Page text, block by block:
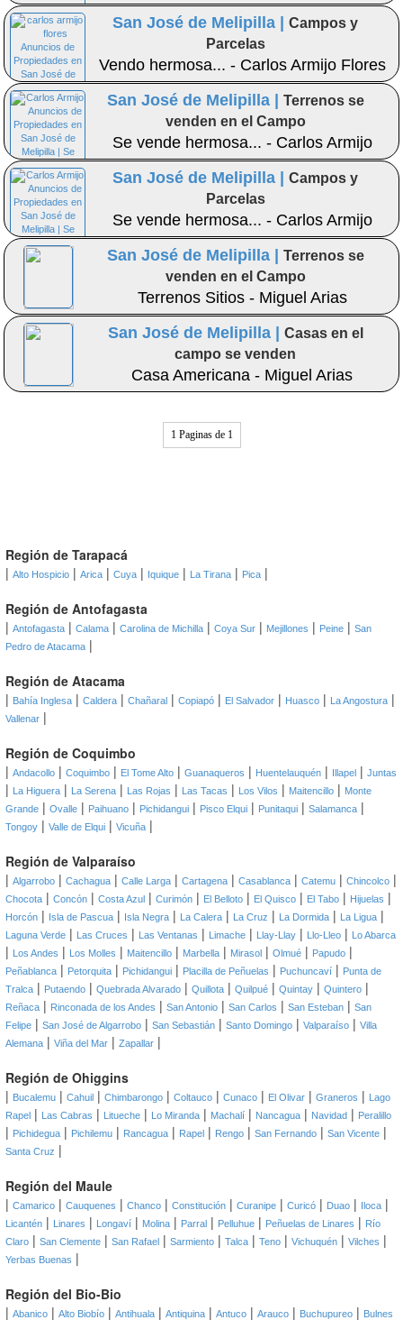
Delgado
San José de Melipilla |Campos y
Parcelas
Vendo hermosa... - Carlos Armijo Flores
San José de Melipilla |
Terrenos se
venden en el Campo
Se vende hermosa... - Carlos Armijo
San José de Melipilla |Campos y
Parcelas
Se vende hermosa... - Carlos Armijo
San José de Melipilla |
Terrenos se
venden en el Campo
Terrenos Sitios - Miguel Arias
San José de Melipilla |
Casas en el
campo se venden
Casa Americana - Miguel Arias
1 Paginas de 1
Región de Tarapacá
| Alto Hospicio | Arica | Cuya | Iquique | La Tirana | Pica |
Región de Antofagasta
| Antofagasta | Calama | Carolina de Michilla | Coya Sur | Mejillones | Peine | San
Pedro de Atacama |
Región de Atacama
| Bahía Inglesa | Caldera | Chañaral | Copiapó | El Salvador | Huasco | La Angostura |
Vallenar |
Región de Coquimbo
| Andacollo | Coquimbo | El Tome Alto | Guanaqueros | Huentelauquén | Illapel | Juntas
| La Higuera | La Serena | Las Rojas | Las Tacas | Los Vilos | Maitencillo | Monte
Grande | Ovalle | Paihuano | Pichidangui | Pisco Elqui | Punitaqui | Salamanca |
Tongoy | Valle de Elqui | Vicuña |
Región de Valparaíso
| Algarrobo | Cachagua | Calle Larga | Cartagena | Casablanca | Catemu | Chincolco |
Chocota | Concón | Costa Azul | Curimón | El Belloto | El Quisco | El Tabo | Hijuelas |
Horcón | Isla de Pascua | Isla Negra | La Calera | La Cruz | La Dormida | La Ligua |
Laguna Verde | Las Cruces | Las Ventanas | Limache | Llay-Llay | Llo-Lleo | Lo Abarca
| Los Andes | Los Molles | Maitencillo | Marbella | Mirasol | Olmué | Papudo |
Peñablanca | Petorquita | Pichidangui | Placilla de Peñuelas | Puchuncaví | Punta de
Tralca | Putaendo | Quebrada Alvarado | Quillota | Quilpué | Quintay | Quintero |
Reñaca | Rinconada de los Andes | San Antonio | San Carlos | San Esteban | San
Felipe | San José de Algarrobo | San Sebastián | Santo Domingo | Valparaíso | Villa
Alemana | Viña del Mar | Zapallar |
Región de Ohiggins
| Bucalemu | Cahuil | Chimbarongo | Coltauco | Cunaco | El Olivar | Graneros |
Lago
Rapel | Las Cabras | Litueche | Lo Miranda | Machalí | Nancagua | Navidad | Peralillo
| Pichidegua | Pichilemu | Rancagua | Rapel | Rengo | San Fernando | San Vicente |
Santa Cruz |
Región del Maule
| Camarico | Cauquenes | Chanco | Constitución | Curanipe | Curicó | Duao | Iloca |
Licantén | Linares | Longaví | Molina | Parral | Pelluhue | Peñuelas de Linares | Río
Claro | San Clemente | San Rafael | Sarmiento | Talca | Teno | Vichuquén | Vilches |
Yerbas Buenas |
Región del Bio-Bio
| Abanico | Alto Biobío | Antihuala | Antiquina | Antuco | Arauco | Buchupureo | Bulnes